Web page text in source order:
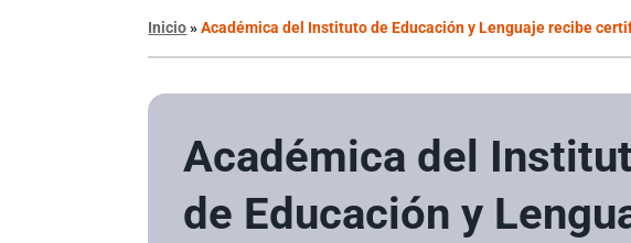
Inicio»Académica del Instituto de Educación y Lenguaje recibe
Académica del
de Educación y